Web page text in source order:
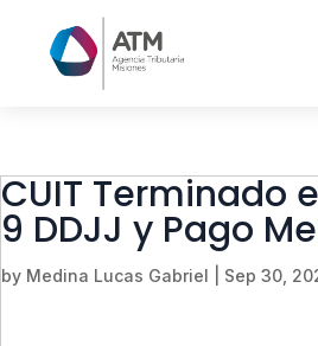
CUIT Terminado
9 DDJJ y Pago
by Medina Lucas Gabriel Sep 30,